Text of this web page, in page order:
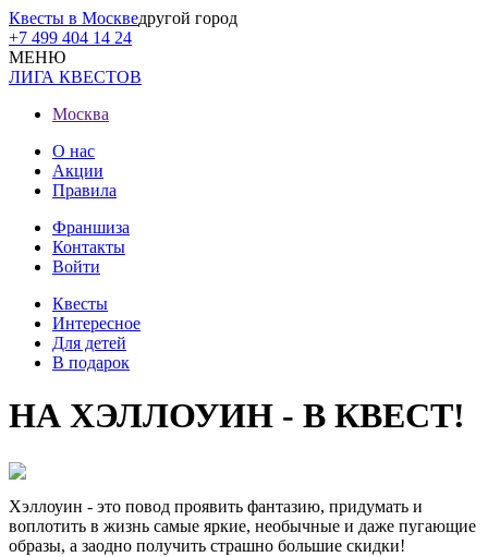
Квесты в Москведругой город
+7 499 404 14 24
МЕНЮ
ЛИГА КВЕСТОВ
Москва
О нас
Акции
Правила
Франшиза
Контакты
Войти
Квесты
Интересное
Для детей
В подарок
НА ХЭЛЛОУИН - В КВЕСТ!
Хэллоуин - это повод проявить фантазию, придумать и
воплотить в жизнь самые яркие, необычные и даже пугающие
образы, а заодно получить страшно большие скидки!